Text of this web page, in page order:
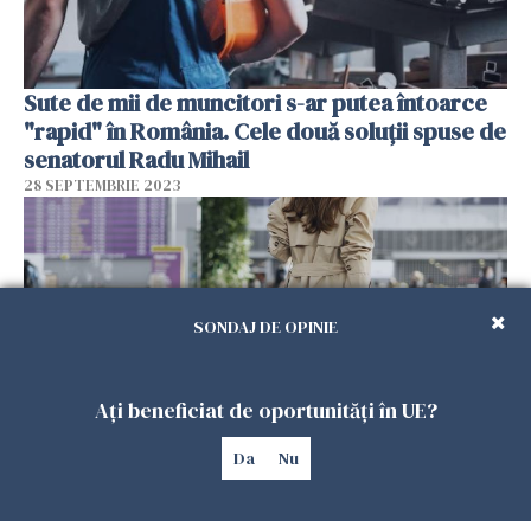
Sute de mii de muncitori s-ar putea întoarce
"rapid" în România. Cele două soluţii spuse de
senatorul Radu Mihail
28 SEPTEMBRIE 2023
Două categorii de români care se întorc în
SONDAJ DE OPINIE
Ați beneficiat de oportunități în UE?
Da Nu